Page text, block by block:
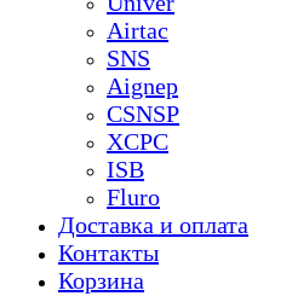
Airtac
SNS
Aignep
CSNSP
XCPC
ISB
Fluro
Доставка и оплата
Контакты
Корзина